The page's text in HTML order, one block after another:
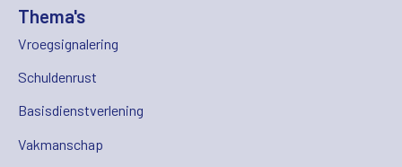
Thema's
Vroegsignalering
Schuldenrust
Basisdienstverlening
Vakmanschap